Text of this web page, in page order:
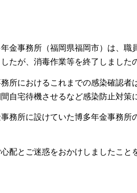
金事務所（福岡県福岡市）は、
たが、消毒作業等を終了しました
所におけるこれまでの感染確認
自宅待機させるなど感染防止対策
務所に設けていた博多年金事務所
配とご迷惑をおかけしましたこと